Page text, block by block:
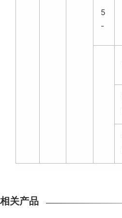
5
-
相关产品